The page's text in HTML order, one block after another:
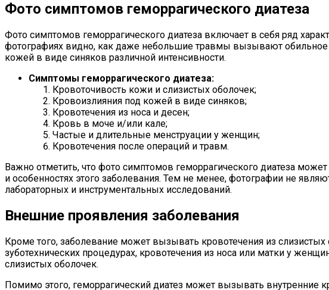
Фото симптомов геморрагического диатеза
Фото симптомов геморрагического диатеза включает в себя ряд
фотографиях видно, как даже небольшие травмы вызывают обильное
кожей в виде синяков различной интенсивности.
Симптомы геморрагического диатеза:
Кровоточивость кожи и слизистых оболочек;
Кровоизлияния под кожей в виде синяков;
Кровотечения из носа и десен;
Кровь в моче и/или кале;
Частые и длительные менструации у женщин;
Кровотечения после операций и травм.
Важно отметить, что фото симптомов геморрагического диатеза
и особенностях этого заболевания. Тем не менее, фотографии не
лабораторных и инструментальных исследований.
Внешние проявления заболевания
Кроме того, заболевание может вызывать кровотечения из
зуботехнических процедурах, кровотечения из носа или матки у
слизистых оболочек.
Помимо этого, геморрагический диатез может вызывать внутренние